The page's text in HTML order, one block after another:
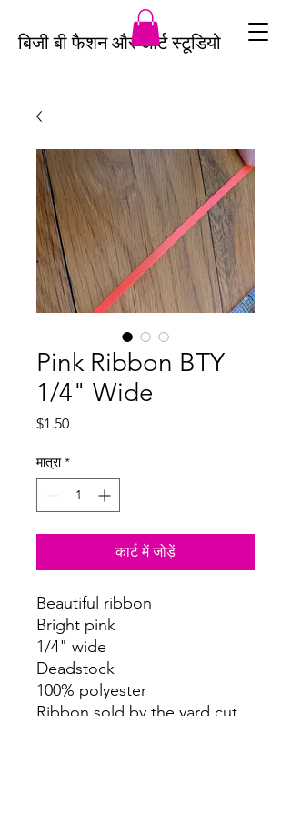
बिजी बी फैशन और आर्ट स्टूडियो
Pink Ribbon BTY
1/4" Wide
$1.50मूल्य
मात्रा *
कार्ट में जोड़ें
Beautiful ribbon
Bright pink
1/4" wide
Deadstock
100% polyester
Ribbon sold by the yard cut